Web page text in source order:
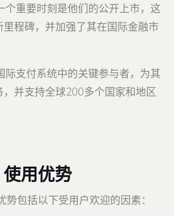
个重要时刻是他们的公开上市，这
程碑，并加强了其在国际金融市
际支付系统中的关键参与者，为其
并支持全球200多个国家和地区
使用优势
势包括以下受用户欢迎的因素：